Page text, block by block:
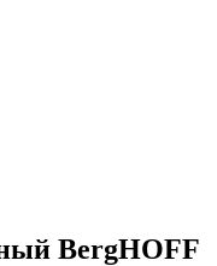
BergHOFF